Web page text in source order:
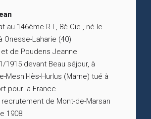
au 146ème R.I., 8è Cie., né le
Onesse-Laharie (40)
de Poudens Jeanne
1915 devant Beau séjour, à
Mesnil-lès-Hurlus (Marne) tué à
pour la France
de Mont-de-Marsan
1908